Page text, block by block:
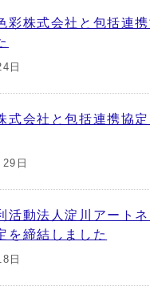
彩株式会社と包括連
日
式会社と包括連携協
日
活動法人淀川アート
を締結しました
日